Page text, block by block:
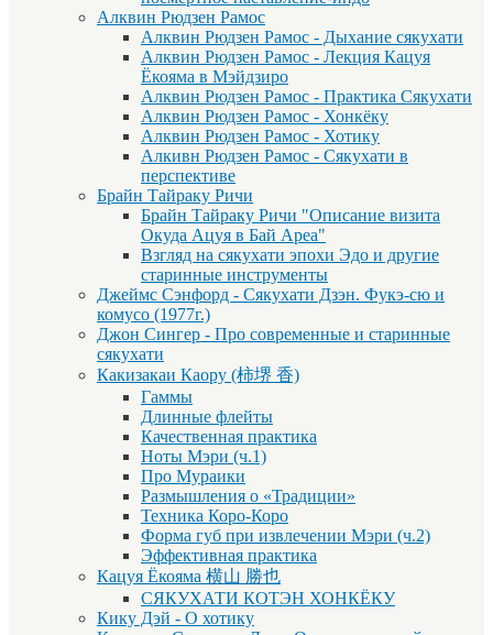
Алквин Рюдзен Рамос
Алквин Рюдзен Рамос - Дыхание сякухати
Алквин Рюдзен Рамос - Лекция Кацуя
Ёкояма в Мэйдзиро
Алквин Рюдзен Рамос - Практика Сякухати
Алквин Рюдзен Рамос - Хонкёку
Алквин Рюдзен Рамос - Хотику
Алкивн Рюдзен Рамос - Сякухати в
перспективе
Брайн Тайраку Ричи
Брайн Тайраку Ричи "Описание визита
Окуда Ацуя в Бай Ареа"
Взгляд на сякухати эпохи Эдо и другие
старинные инструменты
Джеймс Сэнфорд - Сякухати Дзэн. Фукэ-сю и
комусо (1977г.)
Джон Сингер - Про современные и старинные
сякухати
Какизакаи Каору (柿堺 香)
Гаммы
Длинные флейты
Качественная практика
Ноты Мэри (ч.1)
Про Мураики
Размышления о «Традиции»
Техника Коро-Коро
Форма губ при извлечении Мэри (ч.2)
Эффективная практика
Кацуя Ёкояма 横山 勝也
СЯКУХАТИ КОТЭН ХОНКЁКУ
Кику Дэй - О хотику